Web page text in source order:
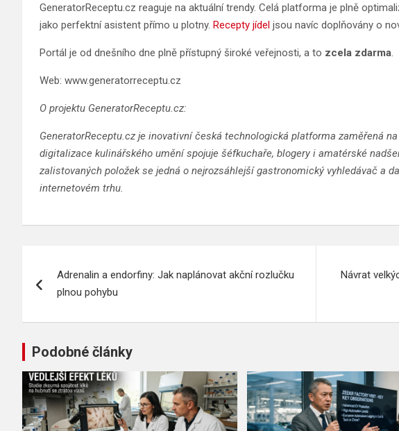
GeneratorReceptu.cz reaguje na aktuální trendy. Celá platforma je plně
jako perfektní asistent přímo u plotny. Recepty jídel jsou navíc doplňovány o
Portál je od dnešního dne plně přístupný široké veřejnosti, a to zcela zdarma.
Web: www.generatorreceptu.cz
O projektu GeneratorReceptu.cz:
GeneratorReceptu.cz je inovativní česká technologická platforma zaměřená
digitalizace kulinářského umění spojuje šéfkuchaře, blogery i amatérské
zalistovaných položek se jedná o nejrozsáhlejší gastronomický vyhledávač a
internetovém trhu.
pro
příspěvek
Adrenalin a endorfiny: Jak naplánovat akční rozlučku
plnou pohybu
Návrat
Podobné články